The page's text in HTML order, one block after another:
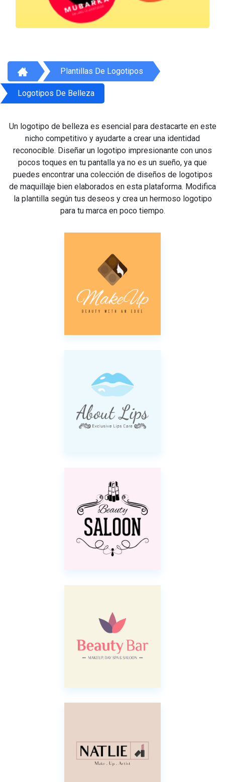
Plantillas De Logotipos
Logotipos De Belleza
Un logotipo de belleza es esencial para destacarte en este
nicho competitivo y ayudarte a crear una identidad
reconocible. Diseñar un logotipo impresionante con unos
pocos toques en tu pantalla ya no es un sueño, ya que
puedes encontrar una colección de diseños de logotipos
de maquillaje bien elaborados en esta plataforma. Modifica
la plantilla según tus deseos y crea un hermoso logotipo
para tu marca en poco tiempo.